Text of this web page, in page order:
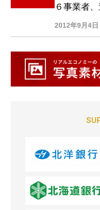
６事業者
っぽろ、土
2012年9月4日